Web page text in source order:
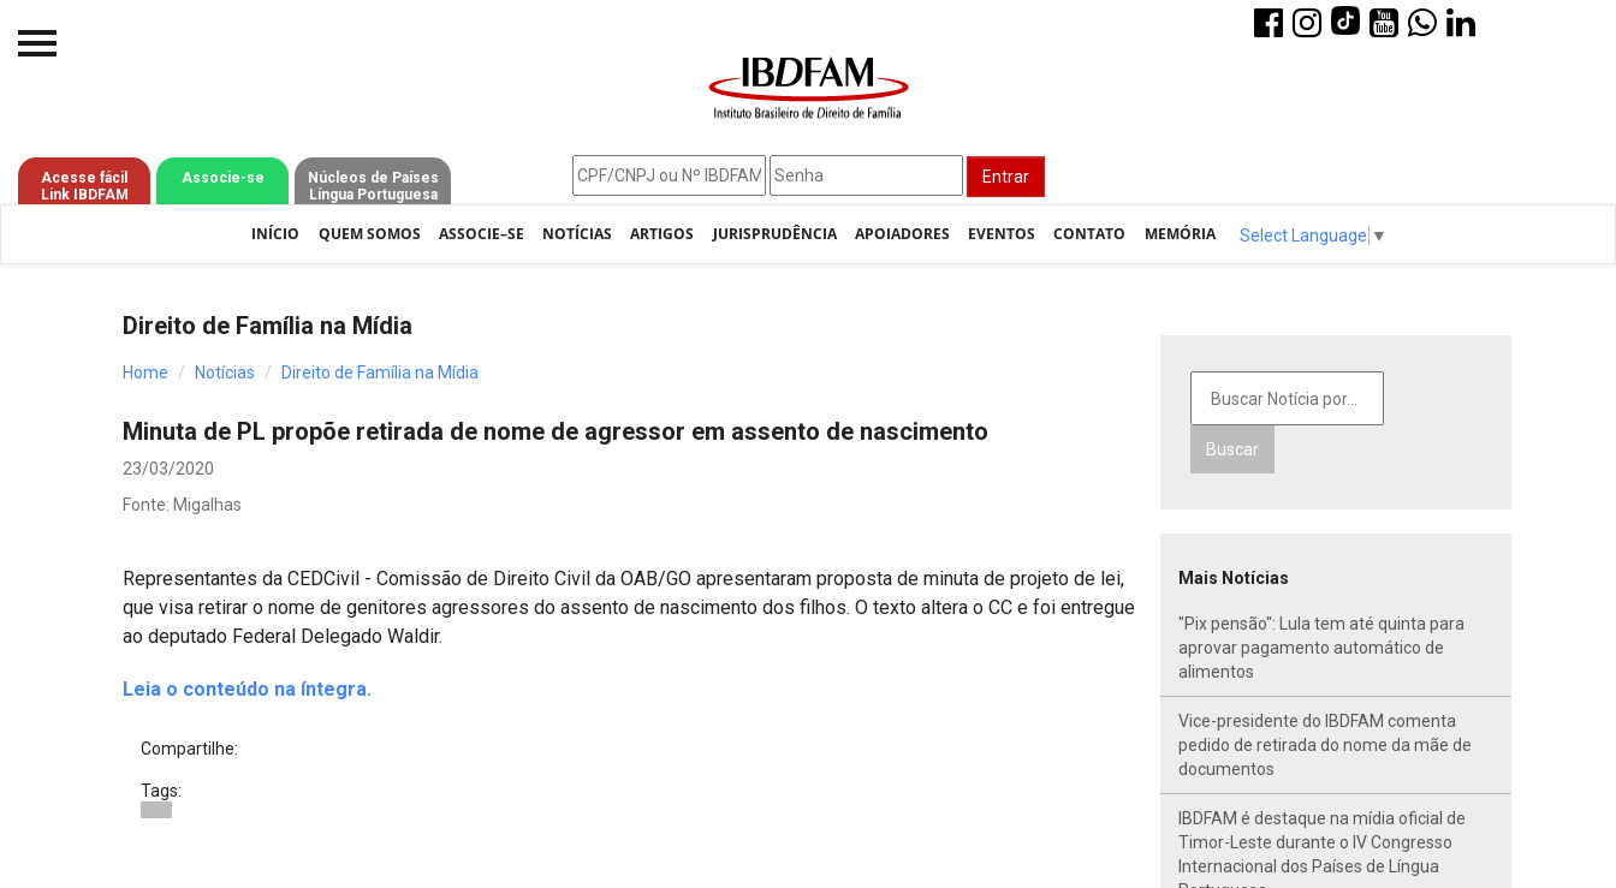
Entrar
Acesse fácil
Link IBDFAM
Associe-se
Núcleos de Países
Língua Portuguesa
INÍCIO QUEM SOMOS ASSOCIE–SE NOTÍCIAS ARTIGOS JURISPRUDÊNCIA APOIADORES EVENTOS CONTATO MEMÓRIA Select Language ▼
O IBDFAM
Notícias
Processos - IBDFAM
Eventos / Lives
Alienação Parental
Encontre um Escritório
Direito de Família na Mídia
Home Notícias Direito de Família na Mídia
Minuta de PL propõe retirada de nome de agressor em assento de nascimento
23/03/2020
Fonte: Migalhas
Representantes da CEDCivil - Comissão de Direito Civil da OAB/GO apresentaram proposta de minuta de projeto de lei,
que visa retirar o nome de genitores agressores do assento de nascimento dos filhos. O texto altera o CC e foi entregue
ao deputado Federal Delegado Waldir.
Leia o conteúdo na íntegra.
Compartilhe:
Tags:
Buscar
Mais Notícias
"Pix pensão": Lula tem até quinta para
aprovar pagamento automático de
alimentos
Vice-presidente do IBDFAM comenta
pedido de retirada do nome da mãe de
documentos
IBDFAM é destaque na mídia oficial de
Timor-Leste durante o IV Congresso
Internacional dos Países de Língua